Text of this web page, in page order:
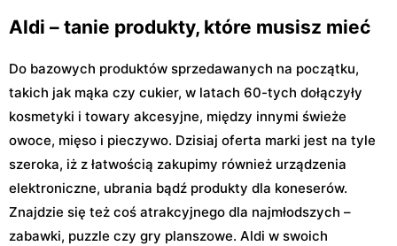
Aldi – tanie produkty, które musisz mieć
Do bazowych produktów sprzedawanych na początku,
takich jak mąka czy cukier, w latach 60-tych dołączyły
kosmetyki i towary akcesyjne, między innymi świeże
owoce, mięso i pieczywo. Dzisiaj oferta marki jest na tyle
szeroka, iż z łatwością zakupimy również urządzenia
elektroniczne, ubrania bądź produkty dla koneserów.
Znajdzie się też coś atrakcyjnego dla najmłodszych –
zabawki, puzzle czy gry planszowe. Aldi w swoich